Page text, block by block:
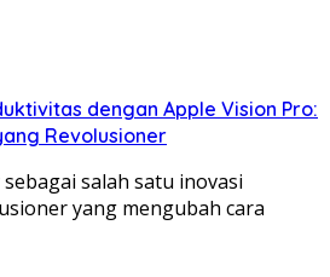
dengan Apple Vision Pro:
Revolusioner
salah satu inovasi
yang mengubah cara